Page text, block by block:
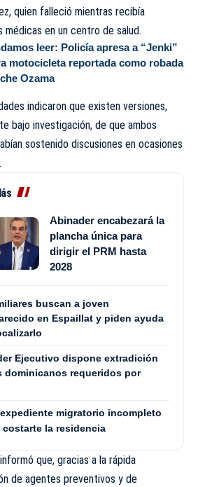
quien falleció mientras recibía
médicas en un centro de salud.
leer: Policía apresa a “Jenki”
motocicleta reportada como robada
Ozama
indicaron que existen versiones,
bajo investigación, de que ambos
sostenido discusiones en ocasiones
Abinader encabezará la
plancha única para
dirigir el PRM hasta
2028
buscan a joven
en Espaillat y piden ayuda
Ejecutivo dispone extradición
dominicanos requeridos por
migratorio incompleto
costarte la residencia
que, gracias a la rápida
de agentes preventivos y de